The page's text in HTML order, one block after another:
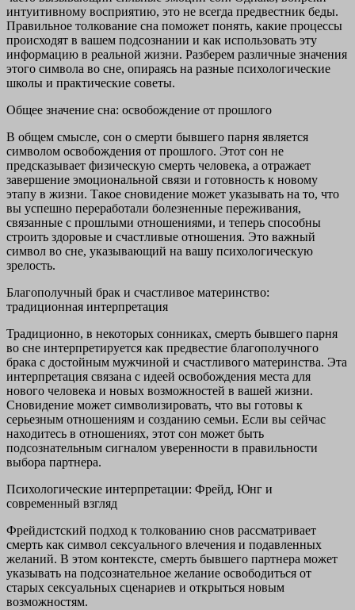
интуитивному восприятию, это не всегда предвестник беды.
Правильное толкование сна поможет понять, какие процессы
происходят в вашем подсознании и как использовать эту
информацию в реальной жизни. Разберем различные значения
этого символа во сне, опираясь на разные психологические
школы и практические советы.
Общее значение сна: освобождение от прошлого
В общем смысле, сон о смерти бывшего парня является
символом освобождения от прошлого. Этот сон не
предсказывает физическую смерть человека, а отражает
завершение эмоциональной связи и готовность к новому
этапу в жизни. Такое сновидение может указывать на то, что
вы успешно переработали болезненные переживания,
связанные с прошлыми отношениями, и теперь способны
строить здоровые и счастливые отношения. Это важный
символ во сне, указывающий на вашу психологическую
зрелость.
Благополучный брак и счастливое материнство:
традиционная интерпретация
Традиционно, в некоторых сонниках, смерть бывшего парня
во сне интерпретируется как предвестие благополучного
брака с достойным мужчиной и счастливого материнства. Эта
интерпретация связана с идеей освобождения места для
нового человека и новых возможностей в вашей жизни.
Сновидение может символизировать, что вы готовы к
серьезным отношениям и созданию семьи. Если вы сейчас
находитесь в отношениях, этот сон может быть
подсознательным сигналом уверенности в правильности
выбора партнера.
Психологические интерпретации: Фрейд, Юнг и
современный взгляд
Фрейдистский подход к толкованию снов рассматривает
смерть как символ сексуального влечения и подавленных
желаний. В этом контексте, смерть бывшего партнера может
указывать на подсознательное желание освободиться от
старых сексуальных сценариев и открыться новым
возможностям.